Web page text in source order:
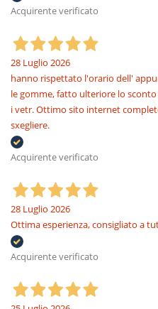
Acquirente verificato
28 Luglio 2026
hanno rispettato l'orario dell'
le gomme, fatto ulteriore lo
i vetr. Ottimo sito internet
sxegliere.
Acquirente verificato
28 Luglio 2026
Ottima esperienza, consigliato a
Acquirente verificato